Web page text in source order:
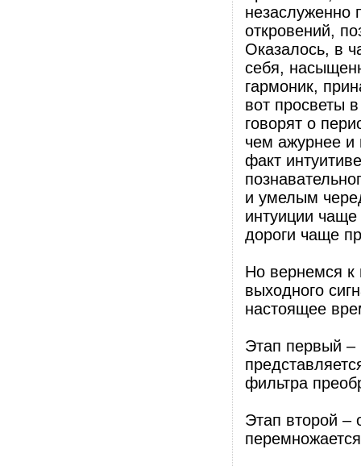
незаслуженно
откровений,
Оказалось, в
себя,
гармоник,
вот просветы
говорят о
чем ажурнее и
факт
и умелым
интуиции чаще
дороги чаще
Но вернемся к
выходного
настоящее
Этап первый –
фильтра
Этап второй –